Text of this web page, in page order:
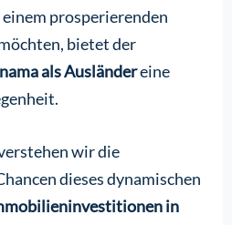
prosperierenden
bietet der
als Ausländereine
wir die
dieses dynamischen
in